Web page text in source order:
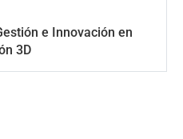
e Innovación en
3D